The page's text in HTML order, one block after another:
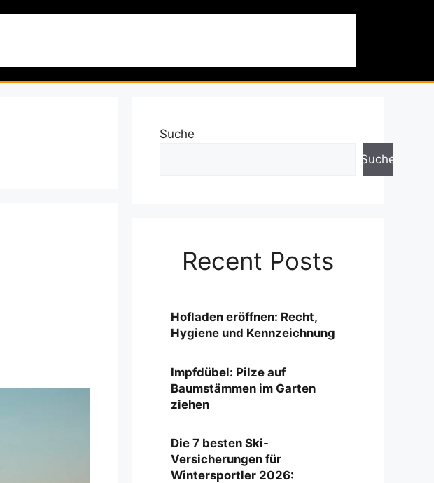
Suche
Suche
Recent Posts
Hofladen eröffnen: Recht,
Hygiene und Kennzeichnung
Impfdübel: Pilze auf
Baumstämmen im Garten
ziehen
Die 7 besten Ski-
Versicherungen für
Wintersportler 2026: